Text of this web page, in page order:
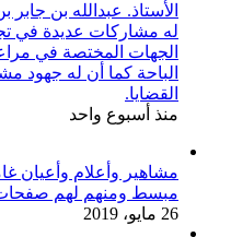
الأستاذ. عبدالله بن
له مشاركات عديدة في
الجهات المختصة في
الباحة كما أن له جهود
القضايا.
منذ أسبوع واحد
مشاهير وأعلام وأعيان
مبسط ومنهم لهم صفحات
26 مايو، 2019